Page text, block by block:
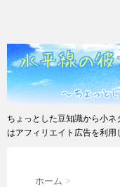
ちょっとした豆知識から小
はアフィリエイト広告を利用
ホーム >